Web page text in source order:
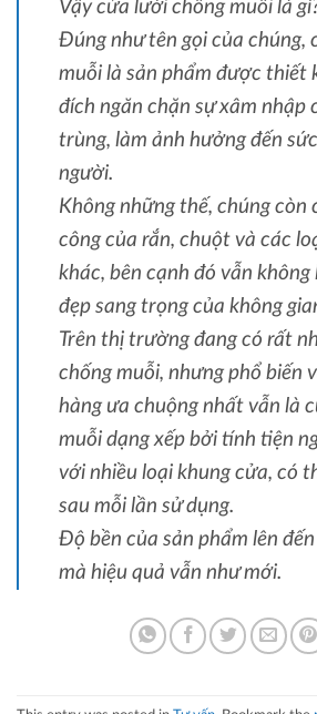
Vậy cửa lưới chống muỗi là
Đúng như tên gọi của chúng,
muỗi là sản phẩm được thiết
đích ngăn chặn sự xâm nhập
trùng, làm ảnh hưởng đến
người.
Không những thế, chúng còn
công của rắn, chuột và các
khác, bên cạnh đó vẫn
đẹp sang trọng của không
Trên thị trường đang có rất
chống muỗi, nhưng phổ biến
hàng ưa chuộng nhất vẫn là
muỗi dạng xếp bởi tính tiện
với nhiều loại khung cửa, có
sau mỗi lần sử dụng.
Độ bền của sản phẩm lên
mà hiệu quả vẫn như mới.